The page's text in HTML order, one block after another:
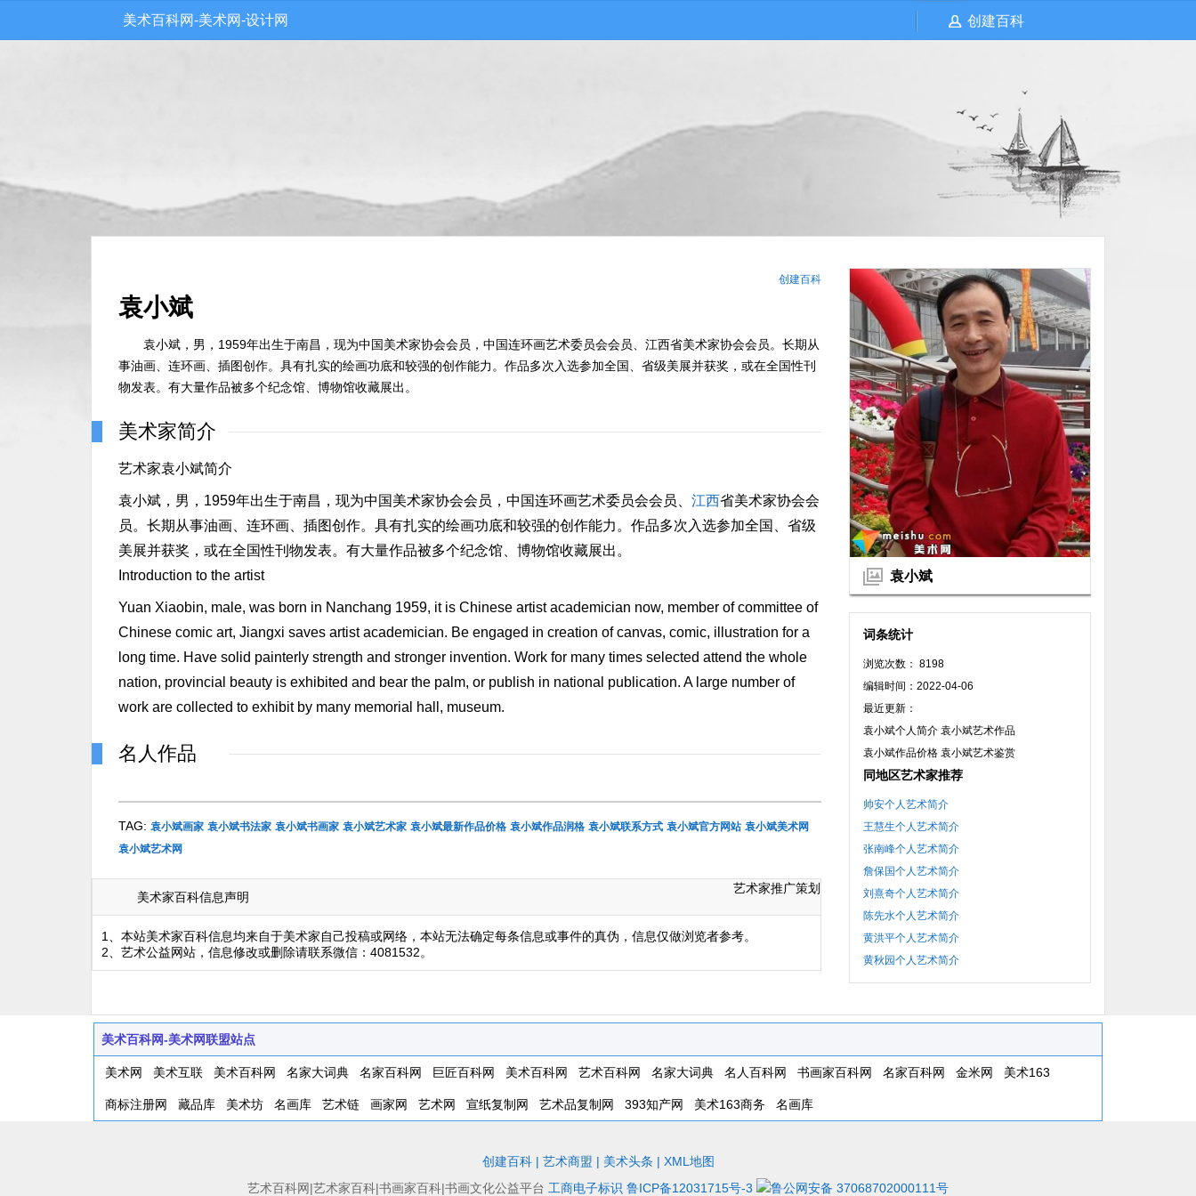
美术百科网-美术网-设计网 创建百科
袁小斌
词条统计
浏览次数： 8198
编辑时间：2022-04-06
最近更新：
袁小斌个人简介 袁小斌艺术作品
袁小斌作品价格 袁小斌艺术鉴赏
同地区艺术家推荐
帅安个人艺术简介
王慧生个人艺术简介
张南峰个人艺术简介
詹保国个人艺术简介
刘熹奇个人艺术简介
陈先水个人艺术简介
黄洪平个人艺术简介
黄秋园个人艺术简介
创建百科
袁小斌
袁小斌，男，1959年出生于南昌，现为中国美术家协会会员，中国连环画艺术委员会会员、江西省美术家协会会员。长期从
事油画、连环画、插图创作。具有扎实的绘画功底和较强的创作能力。作品多次入选参加全国、省级美展并获奖，或在全国性刊
物发表。有大量作品被多个纪念馆、博物馆收藏展出。
美术家简介
艺术家袁小斌简介
袁小斌，男，1959年出生于南昌，现为中国美术家协会会员，中国连环画艺术委员会会员、 江西省美术家协会会
员。长期从事油画、连环画、插图创作。具有扎实的绘画功底和较强的创作能力。作品多次入选参加全国、省级
美展并获奖，或在全国性刊物发表。有大量作品被多个纪念馆、博物馆收藏展出。
Introduction to the artist
Yuan Xiaobin, male, was born in Nanchang 1959, it is Chinese artist academician now, member of committee of
Chinese comic art, Jiangxi saves artist academician. Be engaged in creation of canvas, comic, illustration for a
long time. Have solid painterly strength and stronger invention. Work for many times selected attend the whole
nation, provincial beauty is exhibited and bear the palm, or publish in national publication. A large number of
work are collected to exhibit by many memorial hall, museum.
名人作品
TAG: 袁小斌画家 袁小斌书法家 袁小斌书画家 袁小斌艺术家 袁小斌最新作品价格 袁小斌作品润格 袁小斌联系方式 袁小斌官方网站 袁小斌美术网
袁小斌艺术网
美术家百科信息声明
艺术家推广策划
1、本站美术家百科信息均来自于美术家自己投稿或网络，本站无法确定每条信息或事件的真伪，信息仅做浏览者参考。
2、艺术公益网站，信息修改或删除请联系微信：4081532。
美术百科网-美术网联盟站点
美术网 美术互联 美术百科网 名家大词典 名家百科网 巨匠百科网 美术百科网 艺术百科网 名家大词典 名人百科网 书画家百科网 名家百科网 金米网 美术163
商标注册网 藏品库 美术坊 名画库 艺术链 画家网 艺术网 宣纸复制网 艺术品复制网 393知产网 美术163商务 名画库
创建百科| 艺术商盟 | 美术头条 | XML地图
艺术百科网|艺术家百科|书画家百科|书画文化公益平台 工商电子标识 鲁ICP备12031715号-3 鲁公网安备 37068702000111号